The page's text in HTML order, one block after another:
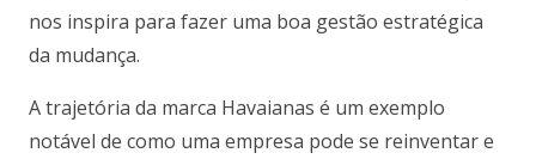
nos inspira para fazer uma boa gestão estratégica
da mudança.
A trajetória da marca Havaianas é um exemplo
notável de como uma empresa pode se reinventar e